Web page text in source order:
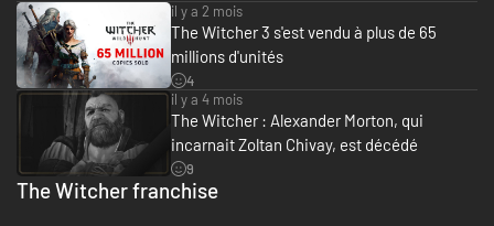
il y a 2 mois
The Witcher 3 s'est vendu à plus de 65
millions d'unités
4
il y a 4 mois
The Witcher : Alexander Morton, qui
incarnait Zoltan Chivay, est décédé
9
The Witcher franchise